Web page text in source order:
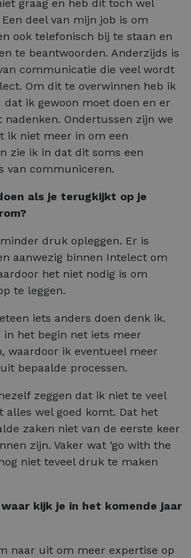
graag en heb dit toch wel
deel van mijn job is om
ook telefonisch bij te staan en
te beantwoorden. Anderzijds is
communicatie die veel wordt
Om dit te overwinnen heb ik
dat ik gewoon moet doen en er
nadenken. Ondertussen zijn we
ik niet meer in om een
zie ik in dat dit soms een
van communiceren.
als je terugkijkt op je
druk opleggen. Er is
aanwezig binnen Intelect om
het niet nodig is om
te leggen.
iets anders doen denk ik.
in het begin net iets meer
waardoor ik eventueel meer
bepaalde processen.
zeggen dat ik niet te veel
alles wel goed komt. Dat het
zaken niet van de eerste keer
zijn. Vaker wat ‘go with the
niet teveel druk te maken
kijk je in het komende jaar
naar uit om meer expertise op